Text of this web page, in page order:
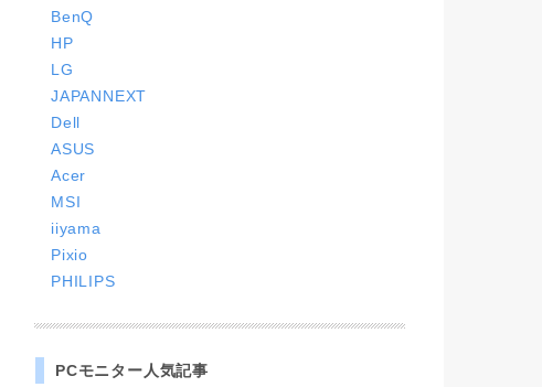
BenQ
HP
LG
JAPANNEXT
Dell
ASUS
Acer
MSI
iiyama
Pixio
PHILIPS
PCモニター人気記事